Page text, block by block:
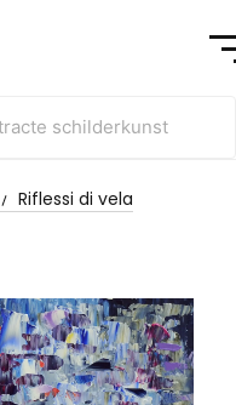
Riflessi di vela